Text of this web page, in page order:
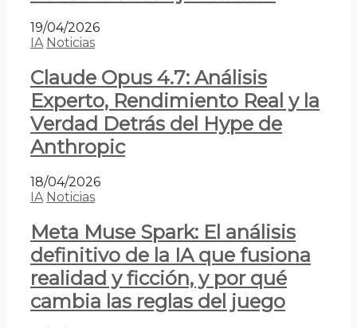
19/04/2026
IA Noticias
Claude Opus 4.7: Análisis
Experto, Rendimiento Real y la
Verdad Detrás del Hype de
Anthropic
18/04/2026
IA Noticias
Meta Muse Spark: El análisis
definitivo de la IA que fusiona
realidad y ficción, y por qué
cambia las reglas del juego